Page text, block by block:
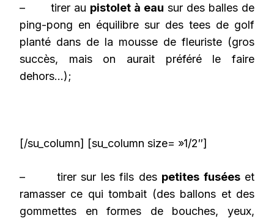
– tirer au pistolet à eau sur des balles de
ping-pong en équilibre sur des tees de golf
planté dans de la mousse de fleuriste (gros
succès, mais on aurait préféré le faire
dehors…);
[/su_column] [su_column size= »1/2″]
– tirer sur les fils des petites fuséeset
ramasser ce qui tombait (des ballons et des
gommettes en formes de bouches, yeux,